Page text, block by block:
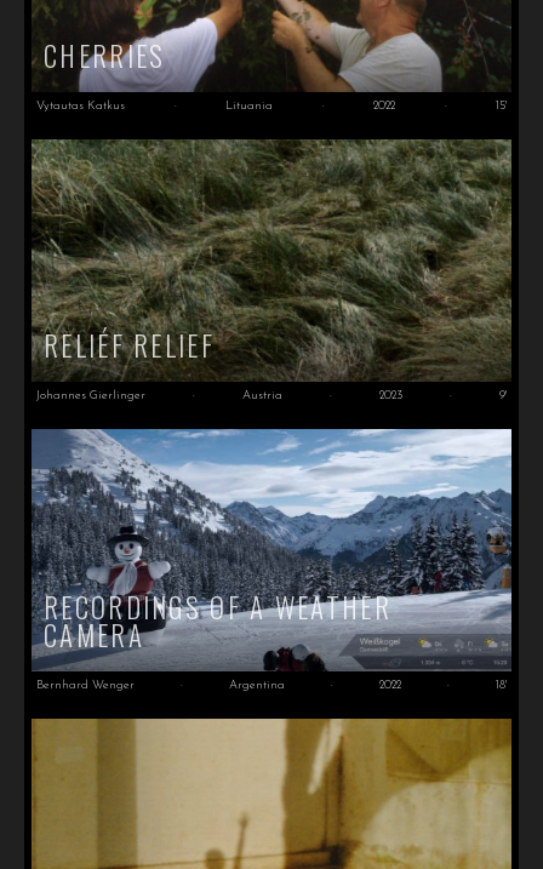
CHERRIES
Vytautas Katkus · Lituania · 2022 · 15'
RELIÉF RELIEF
Johannes Gierlinger · Austria · 2023 · 9'
RECORDINGS OF A WEATHER
CAMERA
Bernhard Wenger · Argentina · 2022 · 18'